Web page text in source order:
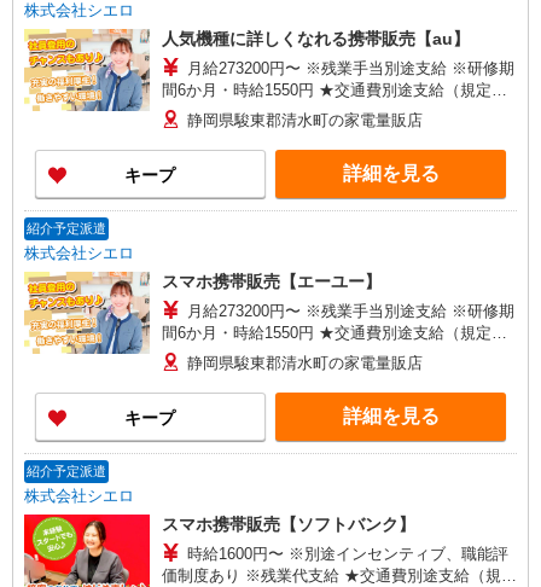
株式会社シエロ
人気機種に詳しくなれる携帯販売【au】
月給273200円〜 ※残業手当別途支給 ※研修期
間6か月・時給1550円 ★交通費別途支給（規定あ
り） ゜+゜・。○。・゜+゜・。○。・゜+゜ 入社
祝い金10万円支給(規定有) お友達を紹介頂くと, イ
ンセンティブ支給(規定有) ゜・。○。・゜+゜・。
○。・゜+゜
静岡県駿東郡清水町の家電量販店
キープ 詳細を見る
紹介予定派遣
株式会社シエロ
スマホ携帯販売【エーユー】
月給273200円〜 ※残業手当別途支給 ※研修期
間6か月・時給1550円 ★交通費別途支給（規定あ
り） ゜+゜・。○。・゜+゜・。○。・゜+゜ 入社
祝い金10万円支給(規定有) お友達を紹介頂くと, イ
ンセンティブ支給(規定有) ゜・。○。・゜+゜・。
○。・゜+゜
静岡県駿東郡清水町の家電量販店
キープ 詳細を見る
紹介予定派遣
株式会社シエロ
スマホ携帯販売【ソフトバンク】
時給1600円〜 ※別途インセンティブ、職能評
価制度あり ※残業代支給 ★交通費別途支給（規定